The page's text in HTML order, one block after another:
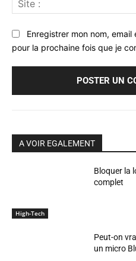
Enregistrer mon nom,
pour la prochaine fois que je
A VOIR EGALEMENT
High-Tech
Bloquer la
complet
Peut-on
un micro